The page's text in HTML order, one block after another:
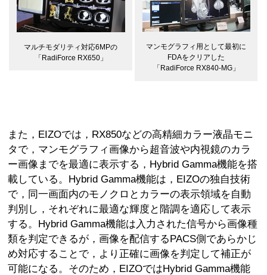
マルチモダリティ対応6MPの
「RadiForce RX650」
マンモグラフィ用として最初に
FDAをクリアした
「RadiForce RX840-MG」
また，EIZOでは，RX850などの高精細カラー液晶モニ
タで，マンモグラフィ画像から超音波や内視鏡のカラ
ー画像までを最適に表示する，Hybrid Gamma機能を搭
載している。Hybrid Gamma機能は，EIZOの独自技術
で，同一画面内のモノクロとカラーの表示領域を自動
判別し，それぞれに最適な輝度と階調を適応して表示
する。Hybrid Gamma機能は入力された信号から画像種
類を判定できるが，画像を配信するPACS側であらかじ
め対応することで，より正確に画像を判定して補正が
可能になる。そのため，EIZOではHybrid Gamma機能